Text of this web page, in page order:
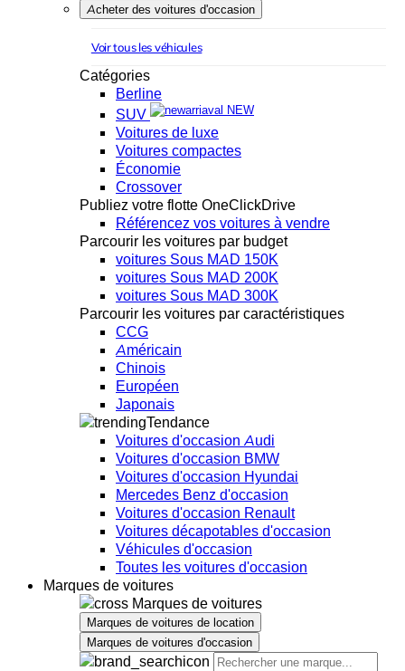
Acheter des voitures d'occasion
Voir tous les véhicules
Catégories
Berline
SUV
NEW
Voitures de luxe
Voitures compactes
Économie
Crossover
Publiez votre flotte OneClickDrive
Référencez vos voitures à vendre
Parcourir les voitures par budget
voitures Sous MAD 150K
voitures Sous MAD 200K
voitures Sous MAD 300K
Parcourir les voitures par caractéristiques
CCG
Américain
Chinois
Européen
Japonais
Tendance
Voitures d'occasion Audi
Voitures d'occasion BMW
Voitures d'occasion Hyundai
Mercedes Benz d'occasion
Voitures d'occasion Renault
Voitures décapotables d'occasion
Véhicules d'occasion
Toutes les voitures d'occasion
Marques de voitures
Marques de voitures
Marques de voitures de location
Marques de voitures d'occasion